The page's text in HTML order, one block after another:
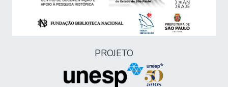
PROJETO